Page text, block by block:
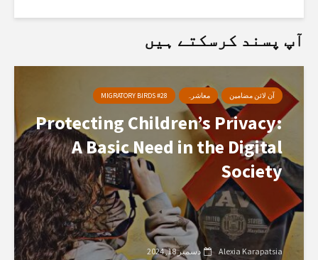
آپ پسند کرسکتے ہیں
آن لائن مضامین معاشرہ MIGRATORY BIRDS #28
Protecting Children’s Privacy:
A Basic Need in the Digital
Society
Alexia Karapatsia دسمبر 18, 2024